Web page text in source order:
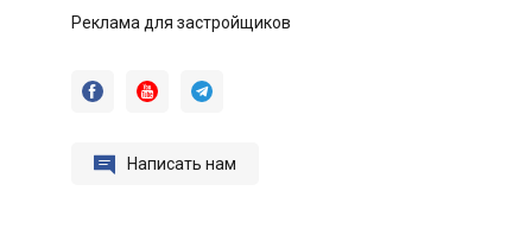
Реклама для застройщиков
  
 Написать нам